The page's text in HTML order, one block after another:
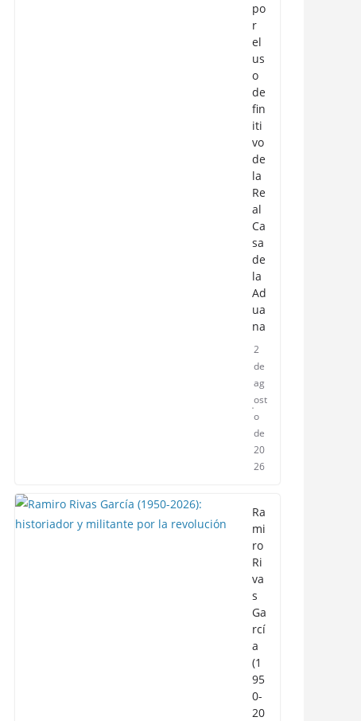
po
r
el
us
o
de
fin
iti
vo
de
la
Re
al
Ca
sa
de
la
Ad
ua
na
2
de
ag
ost
o
de
20
26
Ra
mi
ro
Ri
va
s
Ga
rcí
a
(1
95
0-
20